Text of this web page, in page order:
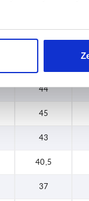
40,5
44
45
43
40,5
37